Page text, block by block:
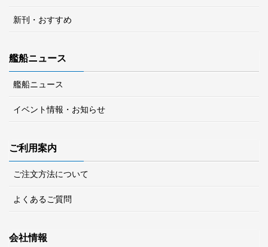
新刊・おすすめ
艦船ニュース
艦船ニュース
イベント情報・お知らせ
ご利用案内
ご注文方法について
よくあるご質問
会社情報